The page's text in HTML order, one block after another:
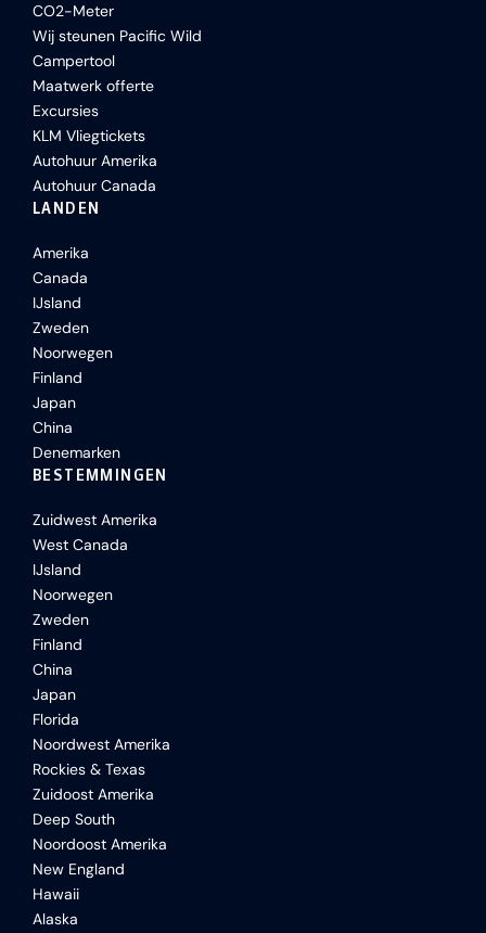
CO2-Meter
Wij steunen Pacific Wild
Campertool
Maatwerk offerte
Excursies
KLM Vliegtickets
Autohuur Amerika
Autohuur Canada
LANDEN
Amerika
Canada
IJsland
Zweden
Noorwegen
Finland
Japan
China
Denemarken
BESTEMMINGEN
Zuidwest Amerika
West Canada
IJsland
Noorwegen
Zweden
Finland
China
Japan
Florida
Noordwest Amerika
Rockies & Texas
Zuidoost Amerika
Deep South
Noordoost Amerika
New England
Hawaii
Alaska